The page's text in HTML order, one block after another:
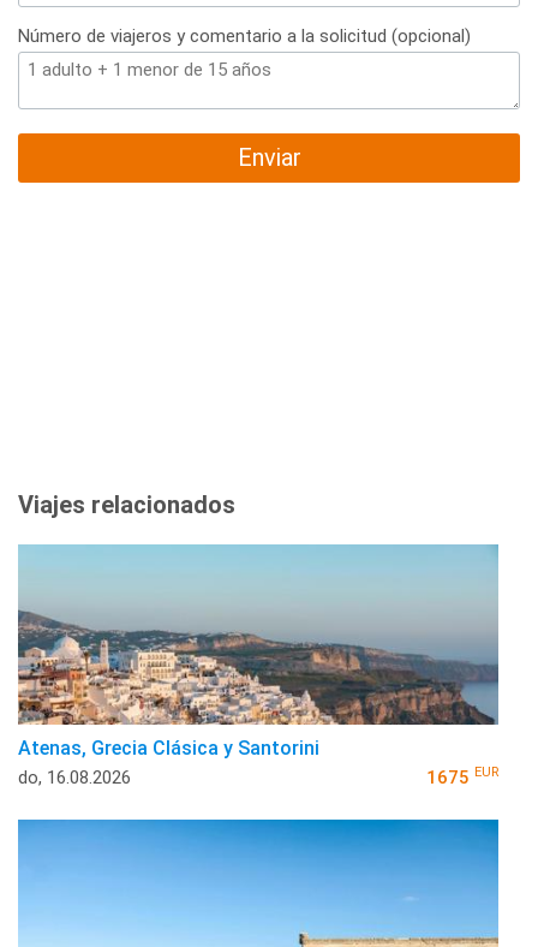
Número de viajeros y comentario a la solicitud (opcional)
Enviar
Viajes relacionados
Atenas, Grecia Clásica y Santorini
do, 16.08.2026 1675 EUR